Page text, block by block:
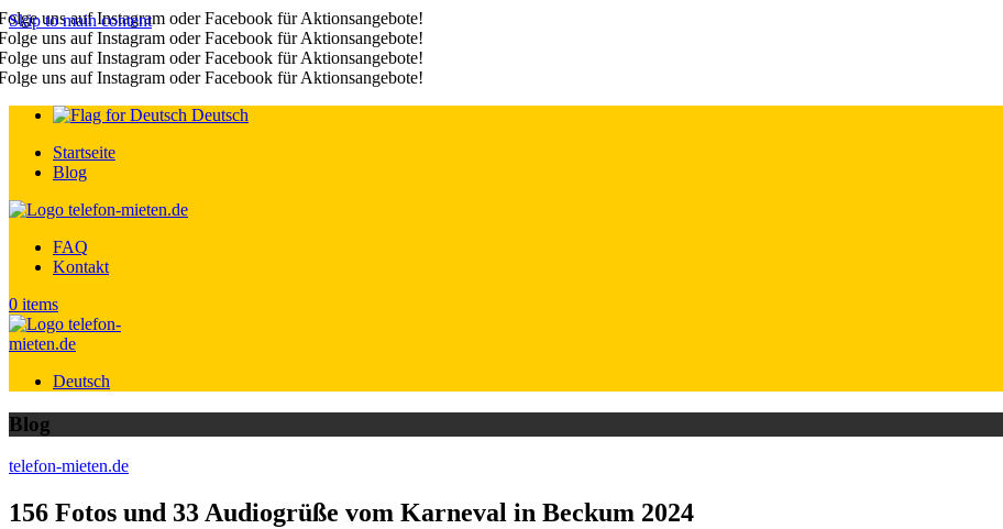
Skip to main content
uns auf Instagram oder Facebook für Aktionsangebote!
uns auf Instagram oder Facebook für Aktionsangebote!
uns auf Instagram oder Facebook für Aktionsangebote!
uns auf Instagram oder Facebook für Aktionsangebote!
Deutsch
Startseite
Blog
FAQ
Kontakt
0 items
Deutsch
Blog
telefon-mieten.de
156 Fotos und 33 Audiogrüße vom Karneval in Beckum 2024